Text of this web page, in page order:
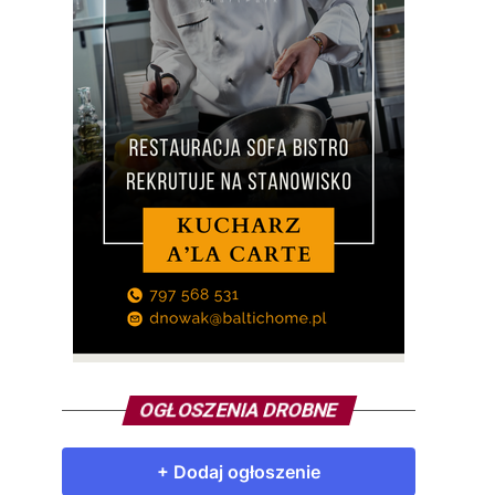
OGŁOSZENIA DROBNE